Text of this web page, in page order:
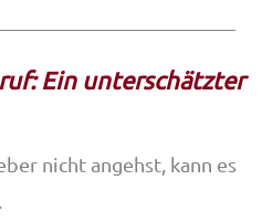
Ein unterschätzter
nicht angehst, kann es